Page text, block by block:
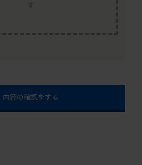
内容の確認をする